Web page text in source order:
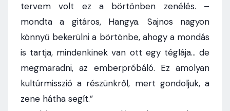
tervem volt ez a börtönben zenélés. –
mondta a gitáros, Hangya. Sajnos nagyon
könnyű bekerülni a börtönbe, ahogy a mondás
is tartja, mindenkinek van ott egy téglája… de
megmaradni, az emberpróbáló. Ez amolyan
kultúrmisszió a részünkről, mert gondoljuk, a
zene hátha segít.”